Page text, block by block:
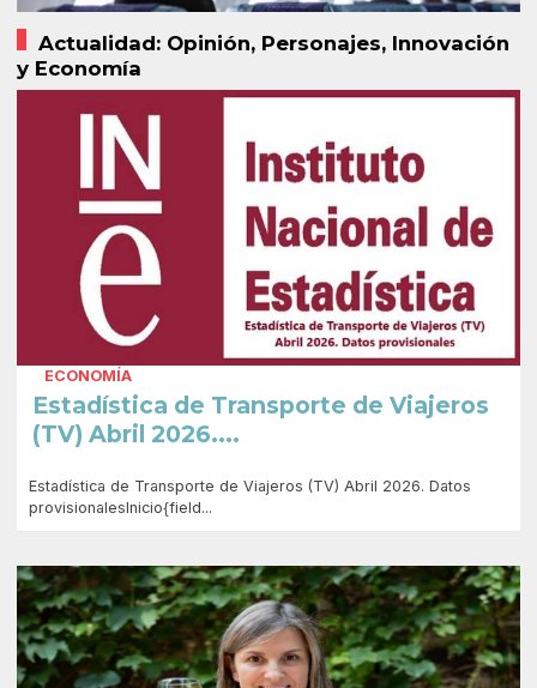
Actualidad: Opinión, Personajes, Innovación
y Economía
ECONOMÍA
Estadística de Transporte de Viajeros
(TV) Abril 2026....
Estadística de Transporte de Viajeros (TV) Abril 2026. Datos
provisionalesInicio{field...